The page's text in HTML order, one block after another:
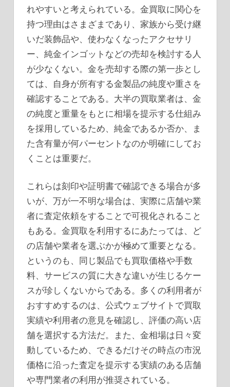
れやすいと考えられている。金買取に関心を
持つ理由はさまざまであり、家族から受け継
いだ装飾品や、使わなくなったアクセサリ
ー、純金インゴットなどの売却を検討する人
が少なくない。金を売却する際の第一歩とし
ては、自身が所有する金製品の純度や重さを
確認することである。大半の買取業者は、金
の純度と重量をもとに相場を提示する仕組み
を採用しているため、純金であるか否か、ま
た含有量が何パーセントなのか明確にしてお
くことは重要だ。
これらは刻印や証明書で確認できる場合が多
いが、万が一不明な場合は、実際に店舗や業
者に査定依頼をすることで可視化されること
もある。金買取を利用するにあたっては、ど
の店舗や業者を選ぶかが極めて重要となる。
というのも、同じ製品でも買取価格や手数
料、サービスの質に大きな違いが生じるケー
スが珍しくないからである。多くの利用者が
おすすめするのは、公式ウェブサイトで買取
実績や利用者の意見を確認し、評価の高い店
舗を選択する方法だ。また、金相場は日々変
動しているため、できるだけその時点の市況
価格に沿った査定を提示する実績のある店舗
や専門業者の利用が推奨されている。